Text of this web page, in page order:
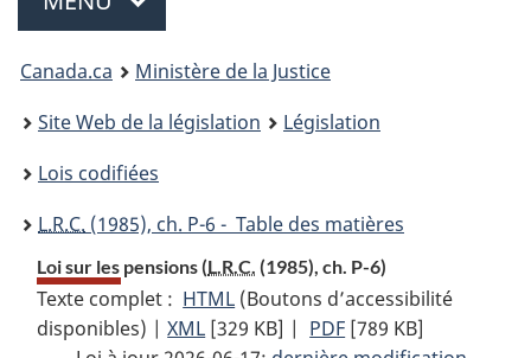
You
are
here:
Canada.ca
Ministère de la Justice
Site Web de la législation
Législation
Lois codifiées
L.R.C. (1985), ch. P-6 - Table des matières
Loi sur les pensions (L.R.C. (1985), ch. P-6)
Texte complet : HTML Texte
complet
(Boutons d’accessibilité
disponibles) |XML Texte
[329 KB] | PDF Texte
[789 KB]